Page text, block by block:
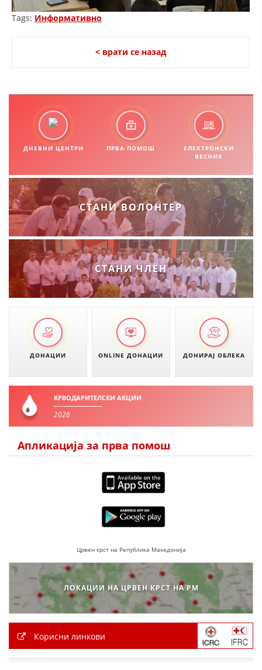
Tags: Информативно
< врати се назад
ДНЕВНИ ЦЕНТРИ ПРВА ПОМОШ
ЕЛЕКТРОНСКИ
ВЕСНИК
СТАНИ ВОЛОНТЕР
СТАНИ ЧЛЕН
ДОНАЦИИ ONLINE ДОНАЦИИ ДОНИРАЈ ОБЛЕКА
КРВОДАРИТЕЛСКИ АКЦИИ
2026
Апликација за прва помош
Црвен крст на Република Македонија
ЛОКАЦИИ НА ЦРВЕН КРСТ НА РМ
Корисни линкови